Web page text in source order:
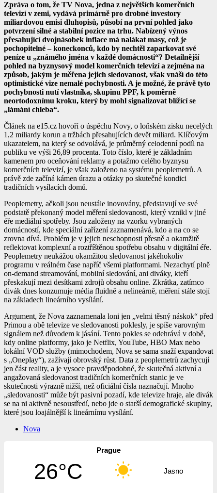
Zpráva o tom, že TV Nova, jedna z největších komerčních
televizí v zemi, vydává primárně pro drobné investory
miliardovou emisi dluhopisů, působí na první pohled jako
potvrzení silné a stabilní pozice na trhu. Nabízený výnos
přesahující dvojnásobek inflace má nalákat masy, což je
pochopitelné – koneckonců, kdo by nechtěl zaparkovat své
peníze u „známého jména v každé domácnosti“? Detailnější
pohled na byznysový model komerčních televizí a zejména na
způsob, jakým je měřena jejich sledovanost, však vnáší do této
optimistické vize nemalé pochybnosti. A je možné, že právě tyto
pochybnosti nutí vlastníka, skupinu PPF, k poměrně
neortodoxnímu kroku, který by mohl signalizovat blížící se
„lámání chleba“.
Článek na e15.cz hovoří o úspěchu Novy, o loňském zisku necelých
1,2 miliardy korun a tržbách přesahujících devět miliard. Klíčovým
ukazatelem, na který se odvolává, je průměrný celodenní podíl na
publiku ve výši 26,89 procenta. Toto číslo, které je základním
kamenem pro oceňování reklamy a potažmo celého byznysu
komerčních televizí, je však založeno na systému peoplemetrů. A
právě zde začíná kámen úrazu a otázky po skutečné kondici
tradičních vysílacích domů.
Peoplemetry, ačkoli jsou neustále inovovány, představují ve své
podstatě překonaný model měření sledovanosti, který vznikl v jiné
éře mediální spotřeby. Jsou založeny na vzorku vybraných
domácností, kde speciální zařízení zaznamenává, kdo a na co se
zrovna dívá. Problém je v jejich neschopnosti přesně a okamžitě
reflektovat komplexní a roztříštěnou spotřebu obsahu v digitální éře.
Peoplemetry neukážou okamžitou sledovanost jakéhokoliv
programu v reálném čase napříč všemi platformami. Nezachytí plně
on-demand streamování, mobilní sledování, ani diváky, kteří
přeskakují mezi desítkami zdrojů obsahu online. Zkrátka, zatímco
divák dnes konzumuje média fluidně a nelineárně, měření stále stojí
na základech lineárního vysílání.
Argument, že Nova zaznamenala loni jen „velmi těsný náskok“ před
Primou a obě televize ve sledovanosti poklesly, je spíše varovným
signálem než důvodem k jásání. Tento pokles se odehrává v době,
kdy online platformy, jako je Netflix, YouTube, HBO Max nebo
lokální VOD služby (mimochodem, Nova se sama snaží expandovat
s „Oneplay“), zažívají obrovský růst. Data z peoplemetrů zachycují
jen část reality, a je vysoce pravděpodobné, že skutečná aktivní a
angažovaná sledovanost tradičních komerčních stanic je ve
skutečnosti výrazně nižší, než oficiální čísla naznačují. Mnoho
„sledovanosti“ může být pasivní pozadí, kde televize hraje, ale divák
se na ni aktivně nesoustředí, nebo jde o starší demografické skupiny,
které jsou loajálnější k lineárnímu vysílání.
Nova
Prague
26°C Jasno